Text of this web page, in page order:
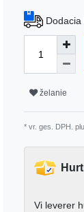
želanie
* vr. ges. DPH.
Vi leverer